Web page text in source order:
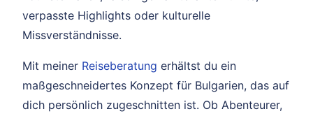
verpasste Highlights oder kulturelle
Missverständnisse.
Mit meiner Reiseberatung erhältst du ein
maßgeschneidertes Konzept für Bulgarien, das auf
dich persönlich zugeschnitten ist. Ob Abenteurer,